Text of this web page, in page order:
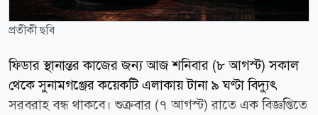
প্রতীকী ছবি
ফিডার স্থানান্তর কাজের জন্য আজ শনিবার (৮ আগস্ট) সকাল
থেকে সুনামগঞ্জের কয়েকটি এলাকায় টানা ৯ ঘণ্টা বিদ্যুৎ
সরবরাহ বন্ধ থাকবে। শুক্রবার (৭ আগস্ট) রাতে এক বিজ্ঞপ্তিতে